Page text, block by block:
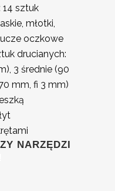
14 sztuk
młotki,
oczkowe
drucianych:
3 średnie (90
mm, fi 3 mm)
NARZĘDZI